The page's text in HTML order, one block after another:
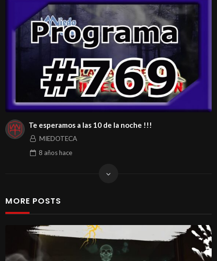
Te esperamos a las 10 de la noche !!!
MIEDOTECA
8 añoshace
MORE POSTS